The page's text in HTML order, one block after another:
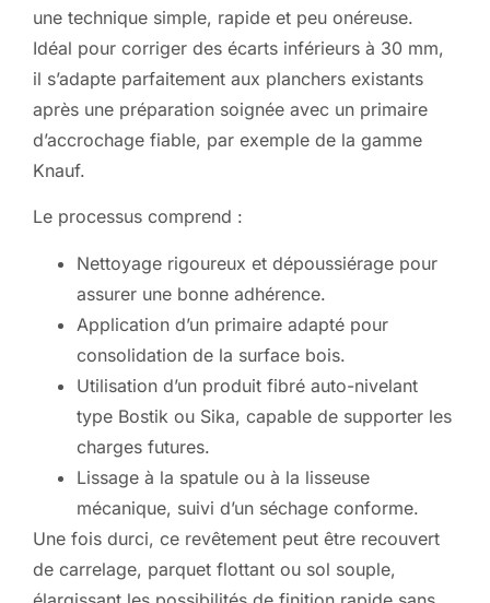
une technique simple, rapide et peu onéreuse.
Idéal pour corriger des écarts inférieurs à 30 mm,
il s’adapte parfaitement aux planchers existants
après une préparation soignée avec un primaire
d’accrochage fiable, par exemple de la gamme
Knauf.
Le processus comprend :
Nettoyage rigoureux et dépoussiérage pour
assurer une bonne adhérence.
Application d’un primaire adapté pour
consolidation de la surface bois.
Utilisation d’un produit fibré auto-nivelant
type Bostik ou Sika, capable de supporter les
charges futures.
Lissage à la spatule ou à la lisseuse
mécanique, suivi d’un séchage conforme.
Une fois durci, ce revêtement peut être recouvert
de carrelage, parquet flottant ou sol souple,